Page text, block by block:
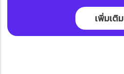
เพิ่มเติม